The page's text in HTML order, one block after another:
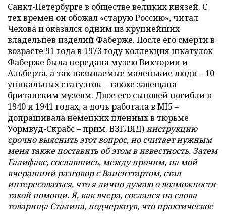
Санкт-Петербурге в обществе великих князей. С
тех времен он обожал «старую Россию», читал
Чехова и оказался одним из крупнейших
владельцев изделий Фаберже. После его смерти в
возрасте 91 года в 1973 году коллекция шкатулок
Фаберже была передана музею Виктории и
Альберта, а так называемые маленькие люди – 10
уникальных статуэток – также завещана
британским музеям. Двое его сыновей погибли в
1940 и 1941 годах, а дочь работала в MI5 –
допрашивала немецких пленных в тюрьме
Уормвуд-Скрабс – прим. ВЗГЛЯД)инструкцию
срочно выяснить этот вопрос, но считает нужным
меня также поставить об этом в известность. Затем
Галифакс, сославшись, между прочим, на мой
вчерашний разговор с Ванситтартом, стал
интересоваться, что я лично думаю о возможности
такой помощи. Я, как вчера, сослался на слова
товарища Сталина, подчеркнув, что практическое